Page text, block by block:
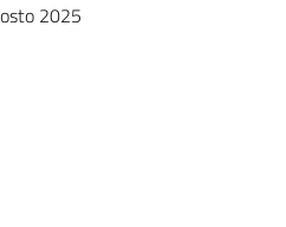
2025